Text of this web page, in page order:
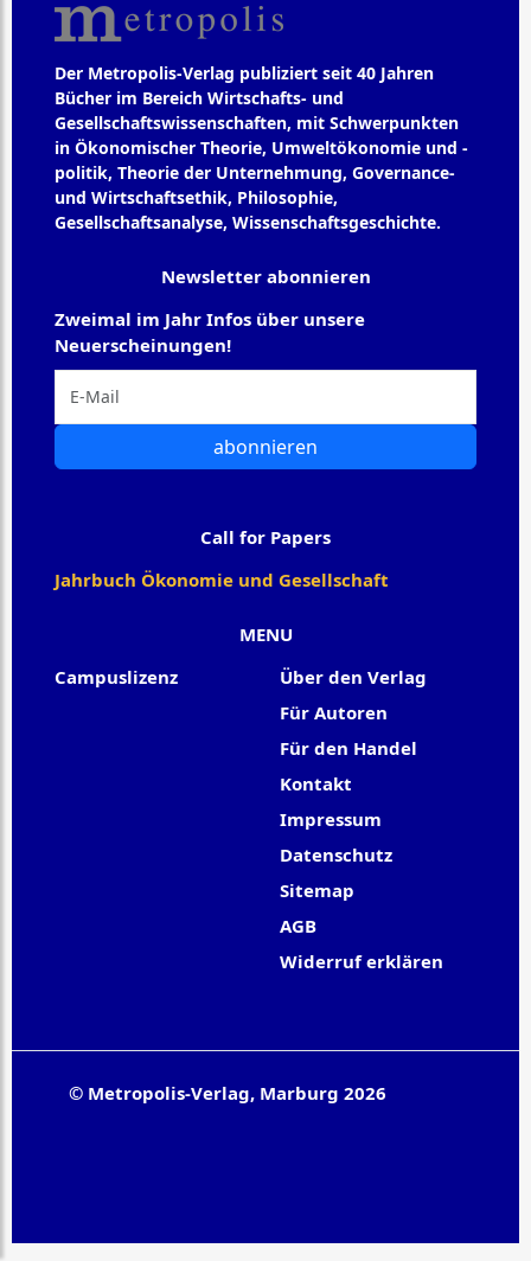
Der Metropolis-Verlag publiziert seit 40 Jahren
Bücher im Bereich Wirtschafts- und
Gesellschaftswissenschaften, mit Schwerpunkten
in Ökonomischer Theorie, Umweltökonomie und -
politik, Theorie der Unternehmung, Governance-
und Wirtschaftsethik, Philosophie,
Gesellschaftsanalyse, Wissenschaftsgeschichte.
MENU
Campuslizenz
Über den Verlag
Für Autoren
Für den Handel
Kontakt
Impressum
Datenschutz
Sitemap
AGB
Widerruf erklären
Newsletter abonnieren
Zweimal im Jahr Infos über unsere
Neuerscheinungen!
abonnieren
Call for Papers
Jahrbuch Ökonomie und Gesellschaft
© Metropolis-Verlag, Marburg 2026